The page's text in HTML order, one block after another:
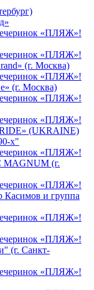
«ПЛЯЖ»!
«ПЛЯЖ»!
(г. Москва)
«ПЛЯЖ»!
(г. Москва)
«ПЛЯЖ»!
«ПЛЯЖ»!
(UKRAINE)
х"
«ПЛЯЖ»!
MAGNUM (г.
«ПЛЯЖ»!
Касимов и группа
«ПЛЯЖ»!
«ПЛЯЖ»!
(г. Санкт-
«ПЛЯЖ»!